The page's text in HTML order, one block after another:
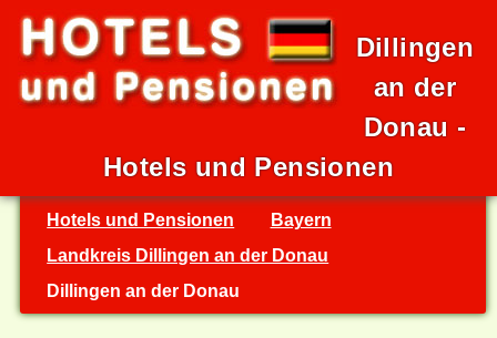
Dillingen
an der
Donau -
Hotels und Pensionen
Hotels und Pensionen
Bayern
Landkreis Dillingen an der Donau
Dillingen an der Donau